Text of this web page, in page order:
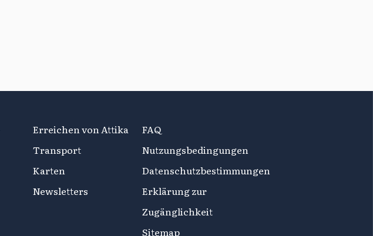
Erreichen von Attika
Transport
Karten
Newsletters
FAQ
Nutzungsbedingungen
Datenschutzbestimmungen
Erklärung zur
Zugänglichkeit
Sitemap